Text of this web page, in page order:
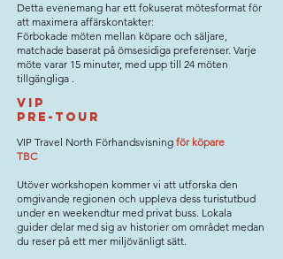
Detta evenemang har ett fokuserat mötesformat för
att maximera affärskontakter:
Förbokade möten mellan köpare och säljare,
matchade baserat på ömsesidiga preferenser. Varje
möte varar 15 minuter, med upp till 24 möten
tillgängliga .
VIP
pre-tour
VIP Travel North Förhandsvisning för köpare
TBC
Utöver workshopen kommer vi att utforska den
omgivande regionen och uppleva dess turistutbud
under en weekendtur med privat buss. Lokala
guider delar med sig av historier om området medan
du reser på ett mer miljövänligt sätt.